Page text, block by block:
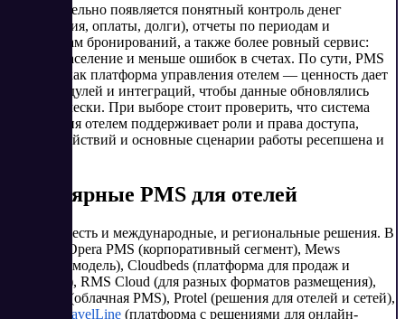
Дополнительно появляется понятный контроль денег
(начисления, оплаты, долги), отчеты по периодам и
источникам бронирований, а также более ровный сервис:
быстрее заселение и меньше ошибок в счетах. По сути, PMS
работает как платформа управления отелем — ценность дает
связка модулей и интеграций, чтобы данные обновлялись
автоматически. При выборе стоит проверить, что система
управления отелем поддерживает роли и права доступа,
журнал действий и основные сценарии работы ресепшена и
Популярные PMS для отелей
На рынке есть и международные, и региональные решения. В
их числе Opera PMS (корпоративный сегмент), Mews
(облачная модель), Cloudbeds (платформа для продаж и
операций), RMS Cloud (для разных форматов размещения),
Hotelogix (облачная PMS), Protel (решения для отелей и сетей),
TravelLine (платформа с решениями для онлайн-